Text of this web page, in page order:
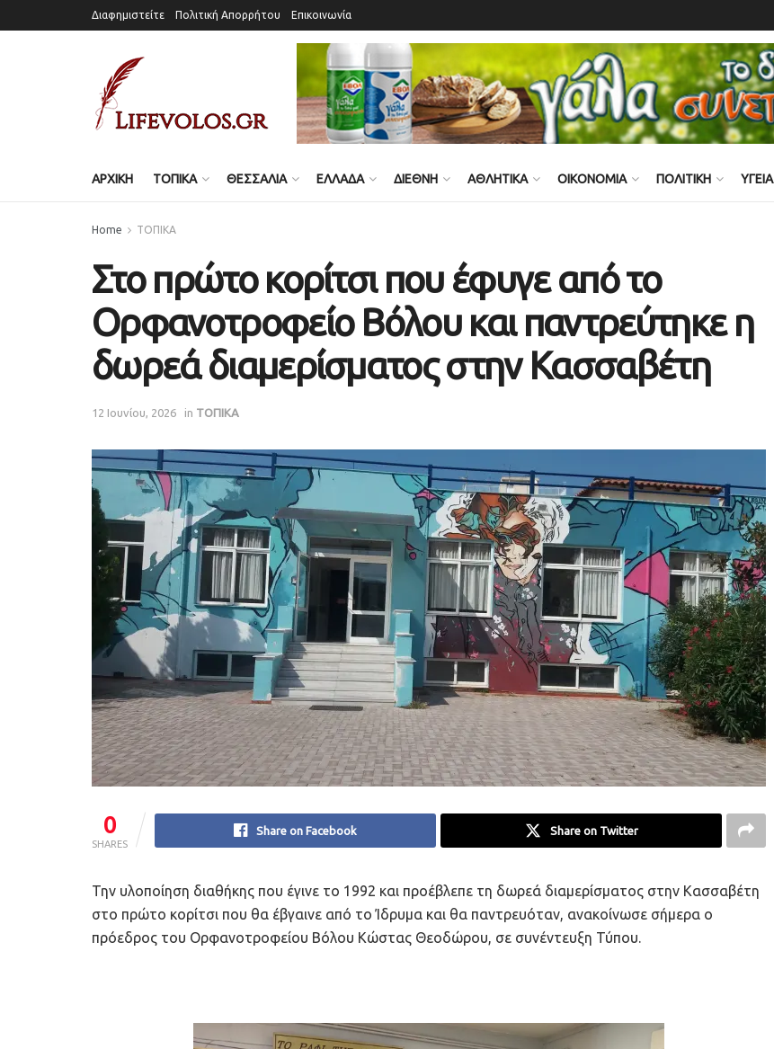
Διαφημιστείτε Πολιτική Απορρήτου Επικοινωνία
ΑΡΧΙΚΗ ΤΟΠΙΚΑ ΘΕΣΣΑΛΙΑ ΕΛΛΑΔΑ ΔΙΕΘΝΗ ΑΘΛΗΤΙΚΑ ΟΙΚΟΝΟΜΙΑ ΠΟΛΙΤΙΚΗ ΥΓΕΙΑ
Home ΤΟΠΙΚΑ
Στο πρώτο κορίτσι που έφυγε από το
Ορφανοτροφείο Βόλου και παντρεύτηκε η
δωρεά διαμερίσματος στην Κασσαβέτη
12 Ιουνίου, 2026 in ΤΟΠΙΚΑ
0
SHARES
Share on Facebook Share on Twitter
Την υλοποίηση διαθήκης που έγινε το 1992 και προέβλεπε τη δωρεά διαμερίσματος στην Κασσαβέτη
στο πρώτο κορίτσι που θα έβγαινε από το Ίδρυμα και θα παντρευόταν, ανακοίνωσε σήμερα ο
πρόεδρος του Ορφανοτροφείου Βόλου Κώστας Θεοδώρου, σε συνέντευξη Τύπου.